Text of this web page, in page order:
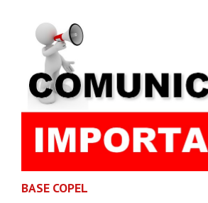
BASE COPEL